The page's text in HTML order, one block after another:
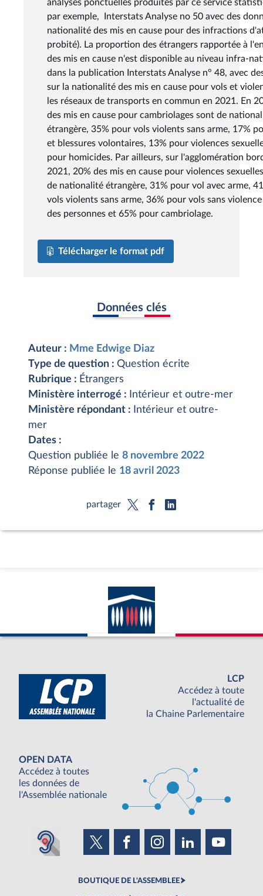
analyses ponctuelles produites par ce service
par exemple, Interstats Analyse no 50 avec des
nationalité des mis en cause pour des infractions
probité). La proportion des étrangers rapportée à
des mis en cause n'est disponible au niveau infra-
dans la publication Interstats Analyse n° 48, avec
sur la nationalité des mis en cause pour vols et
les réseaux de transports en commun en 2021. En
des mis en cause pour cambriolages sont de
étrangère, 35% pour vols violents sans arme, 17%
et blessures volontaires, 13% pour violences
pour homicides. Par ailleurs, sur l'agglomération
2021, 20% des mis en cause pour violences
de nationalité étrangère, 31% pour vol avec arme,
vols violents sans arme, 36% pour vols sans
des personnes et 65% pour cambriolage.
Télécharger le format pdf
Données clés
Auteur : Mme Edwige Diaz
Type de question : Question écrite
Rubrique : Étrangers
Ministère interrogé :
Intérieur et outre-mer
Ministère répondant :
Intérieur et outre-
mer
Dates :
Question publiée le 8 novembre 2022
Réponse publiée le 18 avril 2023
partager
LCP
Accédez à toute
l'actualité de
la Chaine Parlementaire
OPEN DATA
Accédez à toutes
les données de
l'Assemblée nationale
BOUTIQUE DE L'ASSEMBLEE